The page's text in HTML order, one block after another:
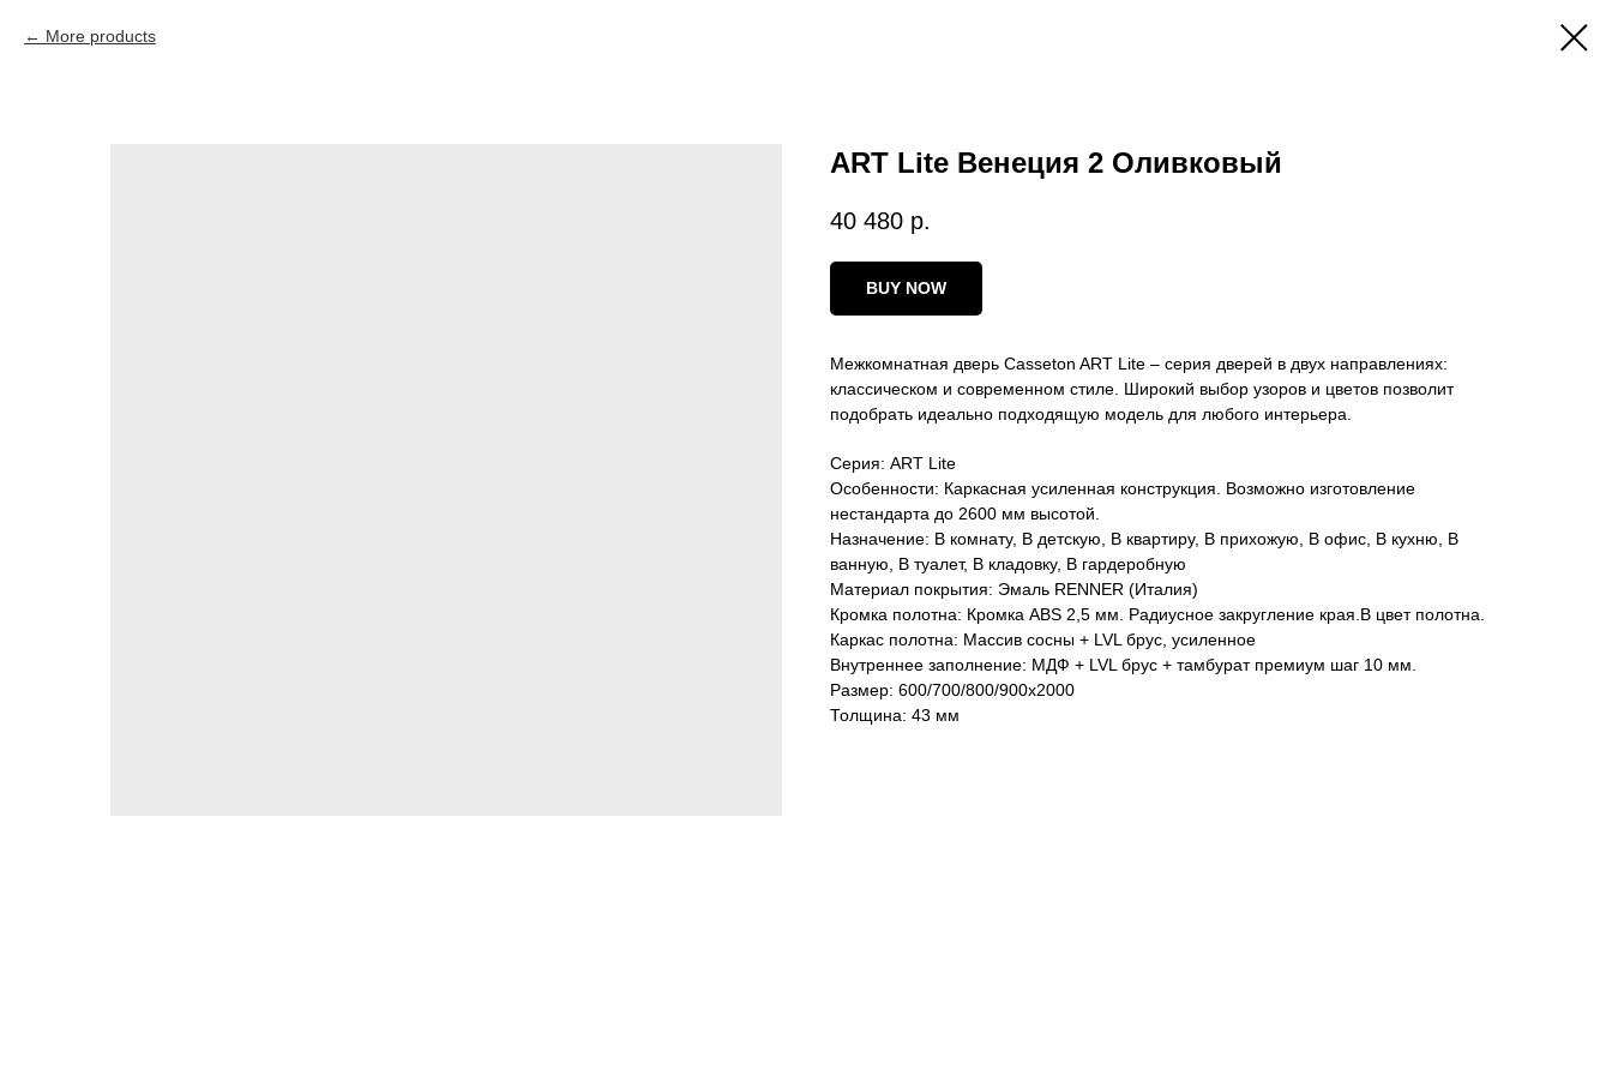
More products
ART Lite Венеция 2 Оливковый
40 480 р.
BUY NOW
Межкомнатная дверь Casseton ART Lite – серия дверей в двух направлениях:
классическом и современном стиле. Широкий выбор узоров и цветов позволит
подобрать идеально подходящую модель для любого интерьера.
Серия: ART Lite
Особенности: Каркасная усиленная конструкция. Возможно изготовление
нестандарта до 2600 мм высотой.
Назначение: В комнату, В детскую, В квартиру, В прихожую, В офис, В кухню, В
ванную, В туалет, В кладовку, В гардеробную
Материал покрытия: Эмаль RENNER (Италия)
Кромка полотна: Кромка ABS 2,5 мм. Радиусное закругление края.В цвет полотна.
Каркас полотна: Массив сосны + LVL брус, усиленное
Внутреннее заполнение: МДФ + LVL брус + тамбурат премиум шаг 10 мм.
Размер: 600/700/800/900х2000
Толщина: 43 мм